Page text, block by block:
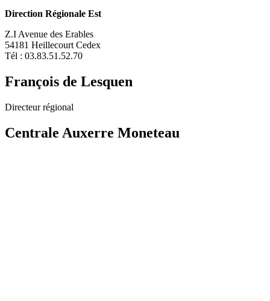
Direction Régionale Est
Z.I Avenue des Erables
54181 Heillecourt Cedex
Tél : 03.83.51.52.70
François de Lesquen
Directeur régional
Centrale Auxerre Moneteau